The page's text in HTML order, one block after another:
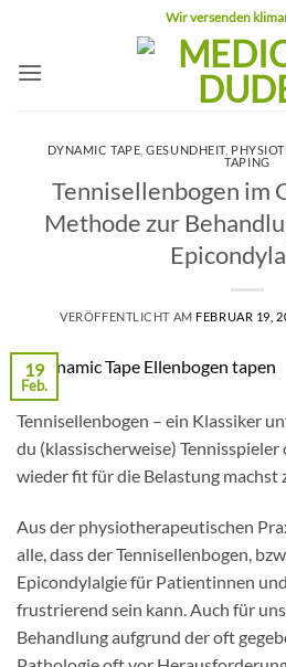
springen
Wir versenden
DYNAMIC TAPE ,GESUNDHEIT,
TAPING
Tennisellenbogen im
Methode zur
VERÖFFENTLICHT AM FEBRUAR 19,
19
Feb.
Tennisellenbogen – ein Klassiker
du (klassischerweise)
wieder fit für die Belastung machst
Aus der physiotherapeutischen
alle, dass der Tennisellenbogen,
Epicondylalgie für Patientinnen
frustrierend sein kann. Auch für
Behandlung aufgrund der oft